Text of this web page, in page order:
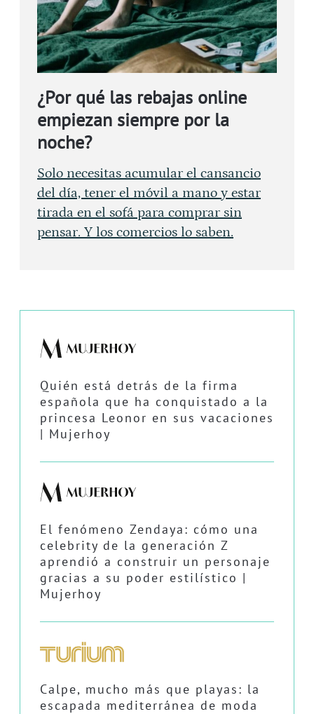
¿Por qué las rebajas online
empiezan siempre por la
noche?
Solo necesitas acumular el cansancio
del día, tener el móvil a mano y estar
tirada en el sofá para comprar sin
pensar. Y los comercios lo saben.
Quién está detrás de la firma
española que ha conquistado a la
princesa Leonor en sus vacaciones
| Mujerhoy
El fenómeno Zendaya: cómo una
celebrity de la generación Z
aprendió a construir un personaje
gracias a su poder estilístico |
Mujerhoy
Calpe, mucho más que playas: la
escapada mediterránea de moda